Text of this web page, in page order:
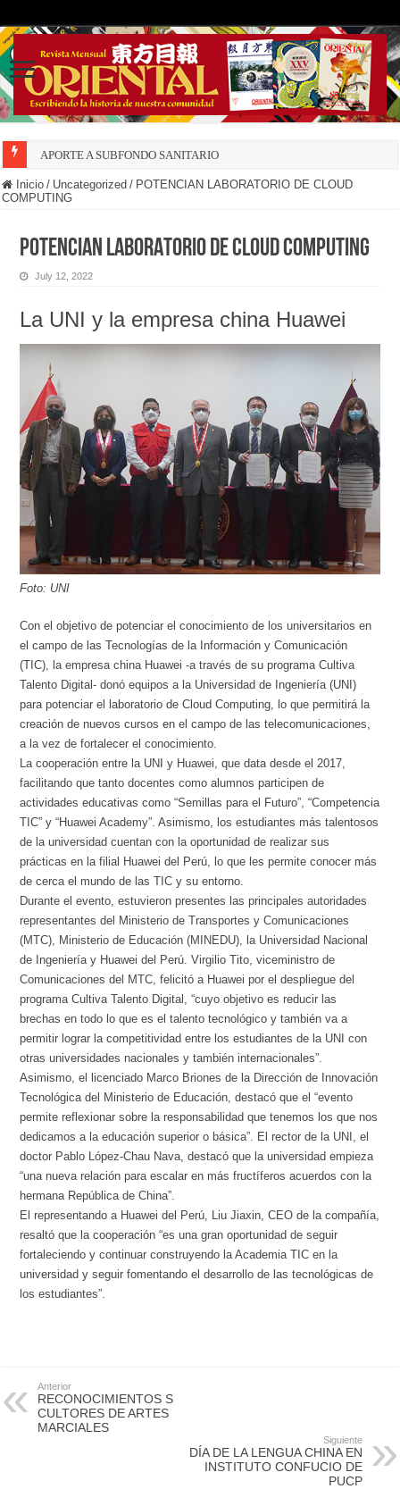
APORTE A SUBFONDO SANITARIO
Inicio / Uncategorized / POTENCIAN LABORATORIO DE CLOUD
COMPUTING
POTENCIAN LABORATORIO DE CLOUD COMPUTING
July 12, 2022
La UNI y la empresa china Huawei
Foto: UNI
Con el objetivo de potenciar el conocimiento de los universitarios en
el campo de las Tecnologías de la Información y Comunicación
(TIC), la empresa china Huawei -a través de su programa Cultiva
Talento Digital- donó equipos a la Universidad de Ingeniería (UNI)
para potenciar el laboratorio de Cloud Computing, lo que permitirá la
creación de nuevos cursos en el campo de las telecomunicaciones,
a la vez de fortalecer el conocimiento.
La cooperación entre la UNI y Huawei, que data desde el 2017,
facilitando que tanto docentes como alumnos participen de
actividades educativas como “Semillas para el Futuro”, “Competencia
TIC” y “Huawei Academy”. Asimismo, los estudiantes más talentosos
de la universidad cuentan con la oportunidad de realizar sus
prácticas en la filial Huawei del Perú, lo que les permite conocer más
de cerca el mundo de las TIC y su entorno.
Durante el evento, estuvieron presentes las principales autoridades
representantes del Ministerio de Transportes y Comunicaciones
(MTC), Ministerio de Educación (MINEDU), la Universidad Nacional
de Ingeniería y Huawei del Perú. Virgilio Tito, viceministro de
Comunicaciones del MTC, felicitó a Huawei por el despliegue del
programa Cultiva Talento Digital, “cuyo objetivo es reducir las
brechas en todo lo que es el talento tecnológico y también va a
permitir lograr la competitividad entre los estudiantes de la UNI con
otras universidades nacionales y también internacionales”.
Asimismo, el licenciado Marco Briones de la Dirección de Innovación
Tecnológica del Ministerio de Educación, destacó que el “evento
permite reflexionar sobre la responsabilidad que tenemos los que nos
dedicamos a la educación superior o básica”. El rector de la UNI, el
doctor Pablo López-Chau Nava, destacó que la universidad empieza
“una nueva relación para escalar en más fructíferos acuerdos con la
hermana República de China”.
El representando a Huawei del Perú, Liu Jiaxin, CEO de la compañía,
resaltó que la cooperación “es una gran oportunidad de seguir
fortaleciendo y continuar construyendo la Academia TIC en la
universidad y seguir fomentando el desarrollo de las tecnológicas de
los estudiantes”.
Anterior
RECONOCIMIENTOS S
CULTORES DE ARTES
MARCIALES
Siguiente
DÍA DE LA LENGUA CHINA EN
INSTITUTO CONFUCIO DE
PUCP